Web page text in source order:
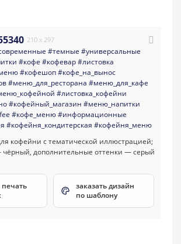
210 x 297
#темные #универсальные
#кофе #кофевар#листовка
#кофешоп#кофе_на_вынос
#меню_для_ресторана #меню_для_кафе
#листовка_кофейни
#кофейный_магазин #меню_напитки
#кофе_меню#информационные
#кофейня_кондитерская #кофейня_меню
печать
заказать дизайн
по шаблону